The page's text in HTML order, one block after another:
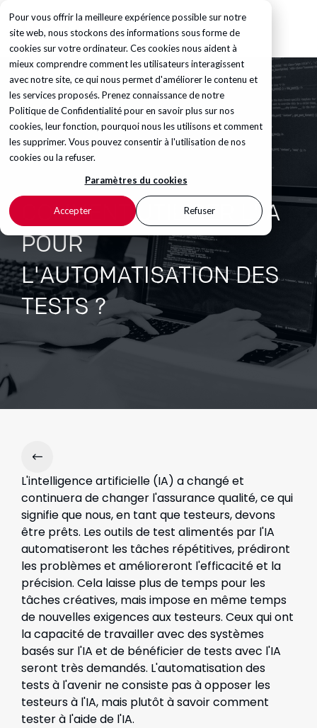
Pour vous offrir la meilleure expérience possible sur notre
site web, nous stockons des informations sous forme de
cookies sur votre ordinateur. Ces cookies nous aident à
mieux comprendre comment les utilisateurs interagissent
avec notre site, ce qui nous permet d'améliorer le contenu et
les services proposés. Prenez connaissance de notre
Politique de Confidentialitépour en savoir plus sur nos
cookies, leur fonction, pourquoi nous les utilisons et comment
les supprimer. Vous pouvez consentir à l'utilisation de nos
cookies ou la refuser.
Paramètres du cookies
Accepter Refuser
COMMENT UTILISER L'IA
POUR
L'AUTOMATISATION DES
TESTS ?
L'intelligence artificielle (IA) a changé et
continuera de changer l'assurance qualité, ce qui
signifie que nous, en tant que testeurs, devons
être prêts. Les outils de test alimentés par l'IA
automatiseront les tâches répétitives, prédiront
les problèmes et amélioreront l'efficacité et la
précision. Cela laisse plus de temps pour les
tâches créatives, mais impose en même temps
de nouvelles exigences aux testeurs. Ceux qui ont
la capacité de travailler avec des systèmes
basés sur l'IA et de bénéficier de tests avec l'IA
seront très demandés. L'automatisation des
tests à l'avenir ne consiste pas à opposer les
testeurs à l'IA, mais plutôt à savoir comment
tester à l'aide de l'IA.